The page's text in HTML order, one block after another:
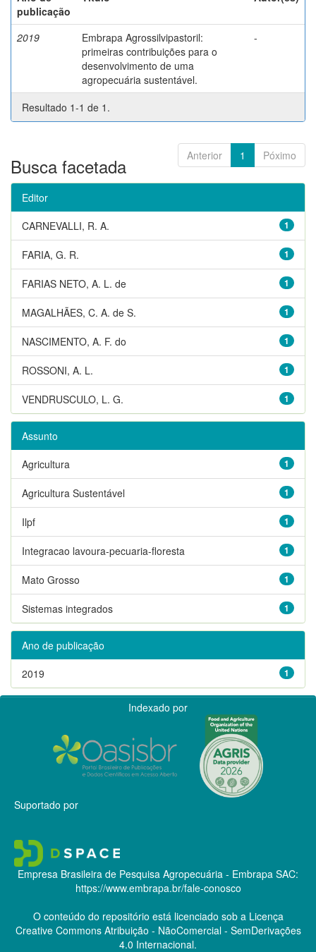
publicação
2019
Embrapa Agrossilvipastoril:
primeiras contribuições para o
desenvolvimento de uma
agropecuária sustentável.
-
Resultado 1-1 de 1.
Anterior 1 Póximo
Busca facetada
Editor
1
CARNEVALLI, R. A.
1
FARIA, G. R.
1
FARIAS NETO, A. L. de
1
MAGALHÃES, C. A. de S.
1
NASCIMENTO, A. F. do
1
ROSSONI, A. L.
1
VENDRUSCULO, L. G.
Assunto
1
Agricultura
1
Agricultura Sustentável
1
Ilpf
1
Integracao lavoura-pecuaria-floresta
1
Mato Grosso
1
Sistemas integrados
Ano de publicação
1
2019
Indexado por
Suportado por
Empresa Brasileira de Pesquisa Agropecuária - Embrapa SAC:
https://www.embrapa.br/fale-conosco
O conteúdo do repositório está licenciado sob a Licença
Creative CommonsAtribuição - NãoComercial - SemDerivações
4.0 Internacional.